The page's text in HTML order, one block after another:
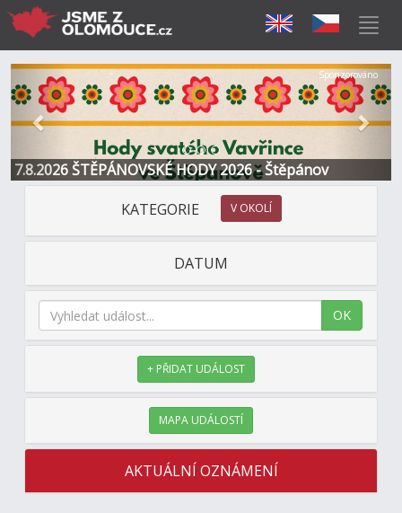
7.8.2026 ŠTĚPÁNOVSKÉ HODY 2026 - Štěpánov
Předchozí Další
Sponzorováno
KATEGORIE V OKOLÍ
DATUM
OK
+ PŘIDAT UDÁLOST
MAPA UDÁLOSTÍ
AKTUÁLNÍ OZNÁMENÍ